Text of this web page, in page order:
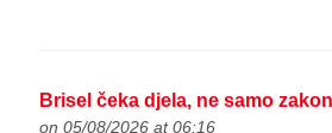
Brisel čeka djela, ne samo
on 05/08/2026 at 06:16